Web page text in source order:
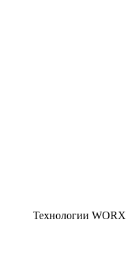
Технологии WORX